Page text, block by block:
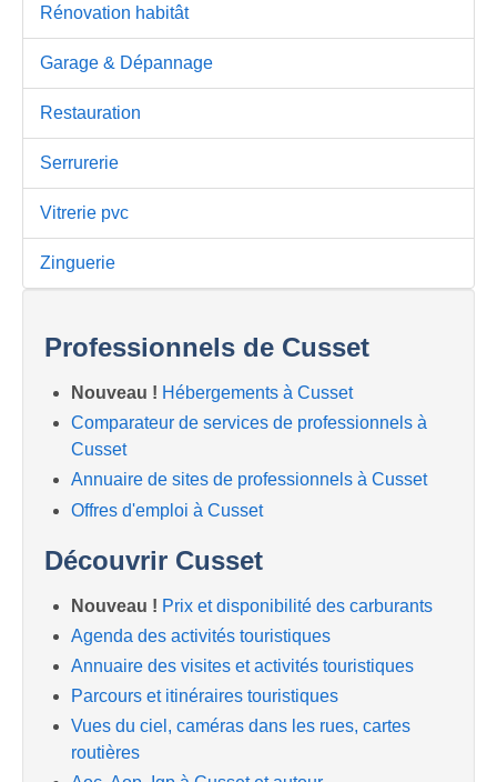
Rénovation habitât
Garage & Dépannage
Restauration
Serrurerie
Vitrerie pvc
Zinguerie
Professionnels de Cusset
Nouveau ! Hébergements à Cusset
Comparateur de services de professionnels à
Cusset
Annuaire de sites de professionnels à Cusset
Offres d'emploi à Cusset
Découvrir Cusset
Nouveau ! Prix et disponibilité des carburants
Agenda des activités touristiques
Annuaire des visites et activités touristiques
Parcours et itinéraires touristiques
Vues du ciel, caméras dans les rues, cartes
routières